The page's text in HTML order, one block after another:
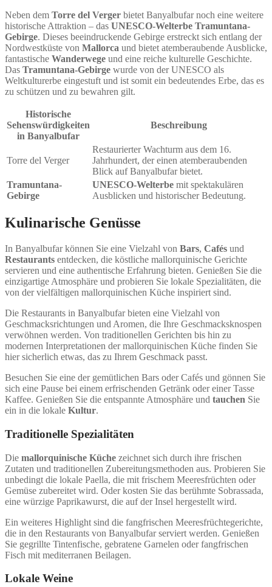
Neben dem Torre del Verger bietet Banyalbufar noch eine weitere
historische Attraktion – das UNESCO-Welterbe Tramuntana-
Gebirge. Dieses beeindruckende Gebirge erstreckt sich entlang der
Nordwestküste von Mallorca und bietet atemberaubende Ausblicke,
fantastische Wanderwege und eine reiche kulturelle Geschichte.
Das Tramuntana-Gebirge wurde von der UNESCO als
Weltkulturerbe eingestuft und ist somit ein bedeutendes Erbe, das es
zu schützen und zu bewahren gilt.
Historische
Sehenswürdigkeiten
in Banyalbufar
Beschreibung
Torre del Verger
Restaurierter Wachturm aus dem 16.
Jahrhundert, der einen atemberaubenden
Blick auf Banyalbufar bietet.
Tramuntana-
Gebirge
UNESCO-Welterbe mit spektakulären
Ausblicken und historischer Bedeutung.
Kulinarische Genüsse
In Banyalbufar können Sie eine Vielzahl von Bars, Cafés und
Restaurants entdecken, die köstliche mallorquinische Gerichte
servieren und eine authentische Erfahrung bieten. Genießen Sie die
einzigartige Atmosphäre und probieren Sie lokale Spezialitäten, die
von der vielfältigen mallorquinischen Küche inspiriert sind.
Die Restaurants in Banyalbufar bieten eine Vielzahl von
Geschmacksrichtungen und Aromen, die Ihre Geschmacksknospen
verwöhnen werden. Von traditionellen Gerichten bis hin zu
modernen Interpretationen der mallorquinischen Küche finden Sie
hier sicherlich etwas, das zu Ihrem Geschmack passt.
Besuchen Sie eine der gemütlichen Bars oder Cafés und gönnen Sie
sich eine Pause bei einem erfrischenden Getränk oder einer Tasse
Kaffee. Genießen Sie die entspannte Atmosphäre und tauchen Sie
ein in die lokale Kultur.
Traditionelle Spezialitäten
Die mallorquinische Küche zeichnet sich durch ihre frischen
Zutaten und traditionellen Zubereitungsmethoden aus. Probieren Sie
unbedingt die lokale Paella, die mit frischem Meeresfrüchten oder
Gemüse zubereitet wird. Oder kosten Sie das berühmte Sobrassada,
eine würzige Paprikawurst, die auf der Insel hergestellt wird.
Ein weiteres Highlight sind die fangfrischen Meeresfrüchtegerichte,
die in den Restaurants von Banyalbufar serviert werden. Genießen
Sie gegrillte Tintenfische, gebratene Garnelen oder fangfrischen
Fisch mit mediterranen Beilagen.
Lokale Weine